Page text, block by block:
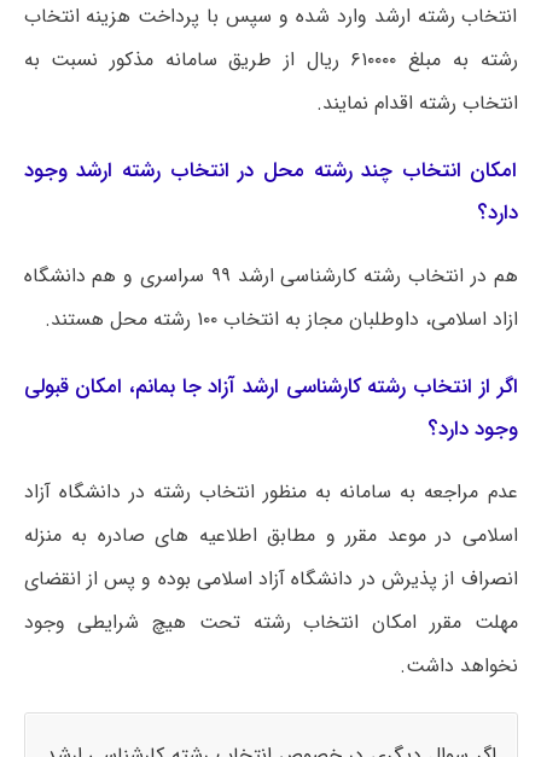
انتخاب رشته ارشد وارد شده و سپس با پرداخت هزینه انتخاب
رشته به مبلغ ۶۱۰۰۰۰ ریال از طریق سامانه مذکور نسبت به
انتخاب رشته اقدام نمایند.
امکان انتخاب چند رشته محل در انتخاب رشته ارشد وجود
دارد؟
هم در انتخاب رشته کارشناسی ارشد ۹۹ سراسری و هم دانشگاه
ازاد اسلامی، داوطلبان مجاز به انتخاب ۱۰۰ رشته محل هستند.
اگر از انتخاب رشته کارشناسی ارشد آزاد جا بمانم، امکان قبولی
وجود دارد؟
عدم مراجعه به سامانه به منظور انتخاب رشته در دانشگاه آزاد
اسلامی در موعد مقرر و مطابق اطلاعیه های صادره به منزله
انصراف از پذیرش در دانشگاه آزاد اسلامی بوده و پس از انقضای
مهلت مقرر امکان انتخاب رشته تحت هیچ شرایطی وجود
نخواهد داشت.